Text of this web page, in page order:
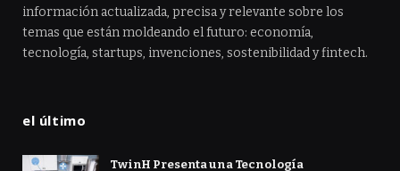
información actualizada, precisa y relevante sobre los
temas que están moldeando el futuro: economía,
tecnología, startups, invenciones, sostenibilidad y fintech.
el último
TwinH Presenta una Tecnología